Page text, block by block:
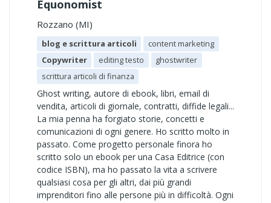
Equonomist
Rozzano (MI)
blog e scrittura articoli
content marketing
Copywriter
editing testo
ghostwriter
scrittura articoli di finanza
Ghost writing, autore di ebook, libri, email di
vendita, articoli di giornale, contratti, diffide legali...
La mia penna ha forgiato storie, concetti e
comunicazioni di ogni genere. Ho scritto molto in
passato. Come progetto personale finora ho
scritto solo un ebook per una Casa Editrice (con
codice ISBN), ma ho passato la vita a scrivere
qualsiasi cosa per gli altri, dai più grandi
imprenditori fino alle persone più in difficoltà. Ogni